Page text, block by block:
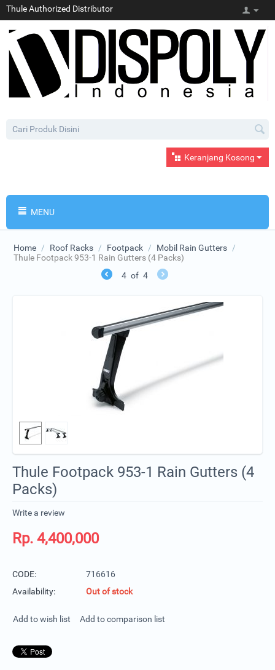
Thule Authorized Distributor
Keranjang Kosong
MENU
Home / Roof Racks / Footpack / Mobil Rain Gutters /
Thule Footpack 953-1 Rain Gutters (4 Packs)
4 of 4
Thule Footpack 953-1 Rain Gutters (4
Packs)
Write a review
Rp. 4,400,000
CODE:
716616
Availability:
Out of stock
Add to wish list Add to comparison list